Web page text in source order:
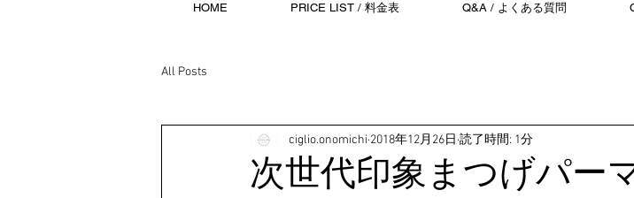
HOME PRICE LIST / 料金表 Q&A / よくある質問
All Posts
次世代印象まつげパー
ciglio.onomichi 2018年12月26日 読了時間: 1分